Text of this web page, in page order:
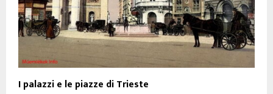
I palazzi e le piazze di Trieste